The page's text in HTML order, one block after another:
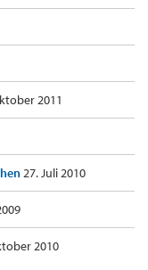
2011
27. Juli 2010
2010